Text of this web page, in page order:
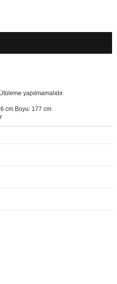
yapılmamalıdır.
cm Boyu: 177 cm